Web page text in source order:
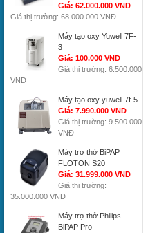
Giá: 62.000.000 VND
Giá thị trường: 68.000.000 VNĐ
Máy tạo oxy Yuwell 7F-
3
Giá: 100.000 VND
Giá thị trường: 6.500.000
VNĐ
Máy tạo oxy yuwell 7f-5
Giá: 7.990.000 VND
Giá thị trường: 9.500.000
VNĐ
Máy trợ thở BiPAP
FLOTON S20
Giá: 31.999.000 VND
Giá thị trường:
35.000.000 VNĐ
Máy trợ thở Philips
BiPAP Pro